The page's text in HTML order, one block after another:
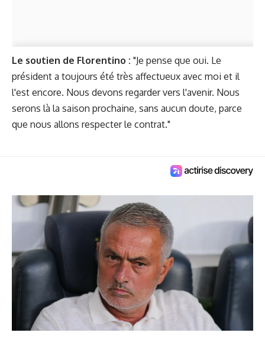
Le soutien de Florentino : "Je pense que oui. Le
président a toujours été très affectueux avec moi et il
l'est encore. Nous devons regarder vers l'avenir. Nous
serons là la saison prochaine, sans aucun doute, parce
que nous allons respecter le contrat."